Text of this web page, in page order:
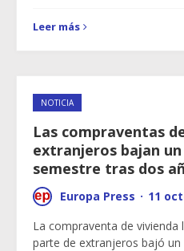
Leer más
NOTICIA
Las compraventas
extranjeros bajan
semestre tras dos
Europa Press · 11
La compraventa de vivienda
parte de extranjeros bajó un